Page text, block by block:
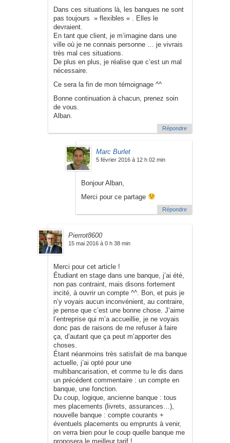
Dans ces situations là, les banques ne sont
pas toujours » flexibles « . Elles le
devraient.
En tant que client, je m’imagine dans une
ville où je ne connais personne … je vivrais
très mal ces situations.
De plus en plus, je réalise que c’est un mal
nécessaire.
Ce sera la fin de mon témoignage ^^
Bonne continuation à chacun, prenez soin
de vous.
Alban.
Répondre
Marc Burlet
5 février 2016 à 12 h 02 min
Bonjour Alban,
Merci pour ce partage
Répondre
Pierrot8600
15 mai 2016 à 0 h 38 min
Merci pour cet article !
Étudiant en stage dans une banque, j’ai été,
non pas contraint, mais disons fortement
incité, à ouvrir un compte ^^. Bon, et puis je
n’y voyais aucun inconvénient, au contraire,
je pense que c’est une bonne chose. J’aime
l’entreprise qui m’a accueillie, je ne voyais
donc pas de raisons de me refuser à faire
ça, d’autant que ça peut m’apporter des
choses.
Étant néanmoins très satisfait de ma banque
actuelle, j’ai opté pour une
multibancarisation, et comme tu le dis dans
un précédent commentaire : un compte en
banque, une fonction.
Du coup, logique, ancienne banque : tous
mes placements (livrets, assurances…),
nouvelle banque : compte courants +
éventuels placements ou emprunts à venir,
on verra bien pour le coup quelle banque me
proposera le meilleur tarif !